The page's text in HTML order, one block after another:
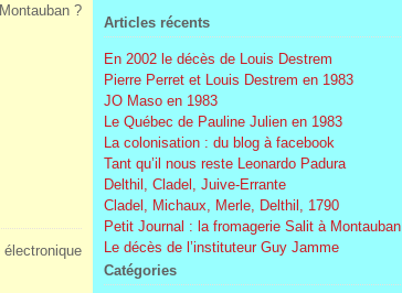
Articles récents
En 2002 le décès de Louis Destrem
Pierre Perret et Louis Destrem en 1983
JO Maso en 1983
Le Québec de Pauline Julien en 1983
La colonisation : du blog à facebook
Tant qu’il nous reste Leonardo Padura
Delthil, Cladel, Juive-Errante
Cladel, Michaux, Merle, Delthil, 1790
Petit Journal : la fromagerie Salit à Montauban
Le décès de l’instituteur Guy Jamme
Catégories